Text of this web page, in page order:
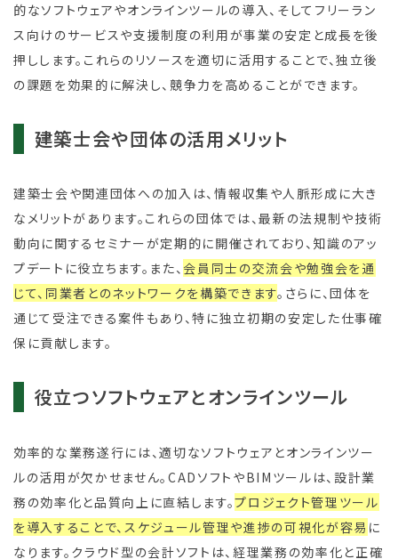
的なソフトウェアやオンラインツールの導入、そしてフリーラン
ス向けのサービスや支援制度の利用が事業の安定と成長を後
押しします。これらのリソースを適切に活用することで、独立後
の課題を効果的に解決し、競争力を高めることができます。
建築士会や団体の活用メリット
建築士会や関連団体への加入は、情報収集や人脈形成に大き
なメリットがあります。これらの団体では、最新の法規制や技術
動向に関するセミナーが定期的に開催されており、知識のアッ
プデートに役立ちます。また、 会員同士の交流会や勉強会を通
じて、同業者とのネットワークを構築できます。さらに、団体を
通じて受注できる案件もあり、特に独立初期の安定した仕事確
保に貢献します。
役立つソフトウェアとオンラインツール
効率的な業務遂行には、適切なソフトウェアとオンラインツー
ルの活用が欠かせません。CADソフトやBIMツールは、設計業
務の効率化と品質向上に直結します。プロジェクト管理ツール
を導入することで、スケジュール管理や進捗の可視化が容易 に
なります。クラウド型の会計ソフトは、経理業務の効率化と正確